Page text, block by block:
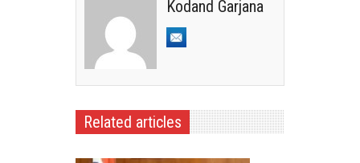
Kodand Garjana
Related articles